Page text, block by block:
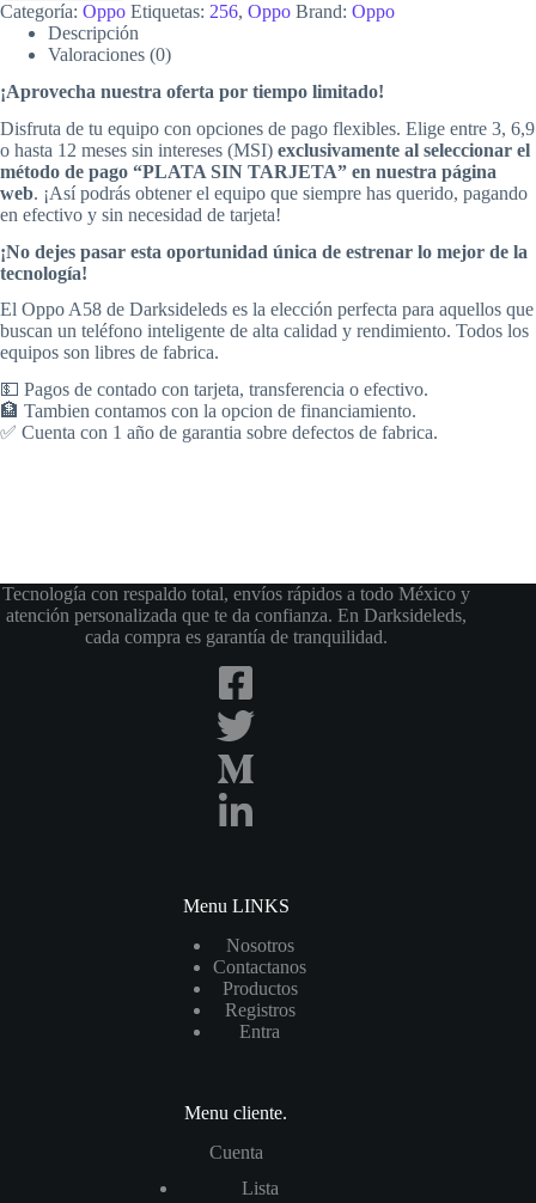
Categoría: Oppo Etiquetas: 256, Oppo Brand: Oppo
Descripción
Valoraciones (0)
¡Aprovecha nuestra oferta por tiempo limitado!
Disfruta de tu equipo con opciones de pago flexibles. Elige entre 3, 6,9
o hasta 12 meses sin intereses (MSI) exclusivamente al seleccionar el
método de pago “PLATA SIN TARJETA” en nuestra página
web. ¡Así podrás obtener el equipo que siempre has querido, pagando
en efectivo y sin necesidad de tarjeta!
¡No dejes pasar esta oportunidad única de estrenar lo mejor de la
tecnología!
El Oppo A58 de Darksideleds es la elección perfecta para aquellos que
buscan un teléfono inteligente de alta calidad y rendimiento. Todos los
equipos son libres de fabrica.
💵 Pagos de contado con tarjeta, transferencia o efectivo.
🏦 Tambien contamos con la opcion de financiamiento.
✅ Cuenta con 1 año de garantia sobre defectos de fabrica.
Tecnología con respaldo total, envíos rápidos a todo México y
atención personalizada que te da confianza. En Darksideleds,
cada compra es garantía de tranquilidad.
Menu LINKS
Nosotros
Contactanos
Productos
Registros
Entra
Menu cliente.
Cuenta
Lista